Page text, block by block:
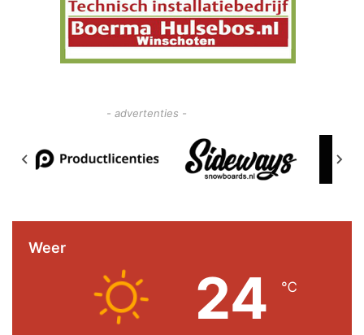
- advertenties -
Weer
24 ℃